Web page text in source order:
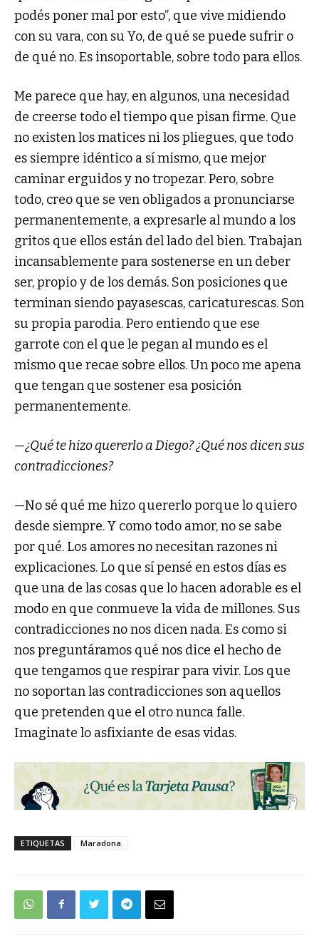
podés poner mal por esto”, que vive midiendo
con su vara, con su Yo, de qué se puede sufrir o
de qué no. Es insoportable, sobre todo para ellos.
Me parece que hay, en algunos, una necesidad
de creerse todo el tiempo que pisan firme. Que
no existen los matices ni los pliegues, que todo
es siempre idéntico a sí mismo, que mejor
caminar erguidos y no tropezar. Pero, sobre
todo, creo que se ven obligados a pronunciarse
permanentemente, a expresarle al mundo a los
gritos que ellos están del lado del bien. Trabajan
incansablemente para sostenerse en un deber
ser, propio y de los demás. Son posiciones que
terminan siendo payasescas, caricaturescas. Son
su propia parodia. Pero entiendo que ese
garrote con el que le pegan al mundo es el
mismo que recae sobre ellos. Un poco me apena
que tengan que sostener esa posición
permanentemente.
—¿Qué te hizo quererlo a Diego? ¿Qué nos dicen sus
contradicciones?
—No sé qué me hizo quererlo porque lo quiero
desde siempre. Y como todo amor, no se sabe
por qué. Los amores no necesitan razones ni
explicaciones. Lo que sí pensé en estos días es
que una de las cosas que lo hacen adorable es el
modo en que conmueve la vida de millones. Sus
contradicciones no nos dicen nada. Es como si
nos preguntáramos qué nos dice el hecho de
que tengamos que respirar para vivir. Los que
no soportan las contradicciones son aquellos
que pretenden que el otro nunca falle.
Imaginate lo asfixiante de esas vidas.
ETIQUETAS Maradona